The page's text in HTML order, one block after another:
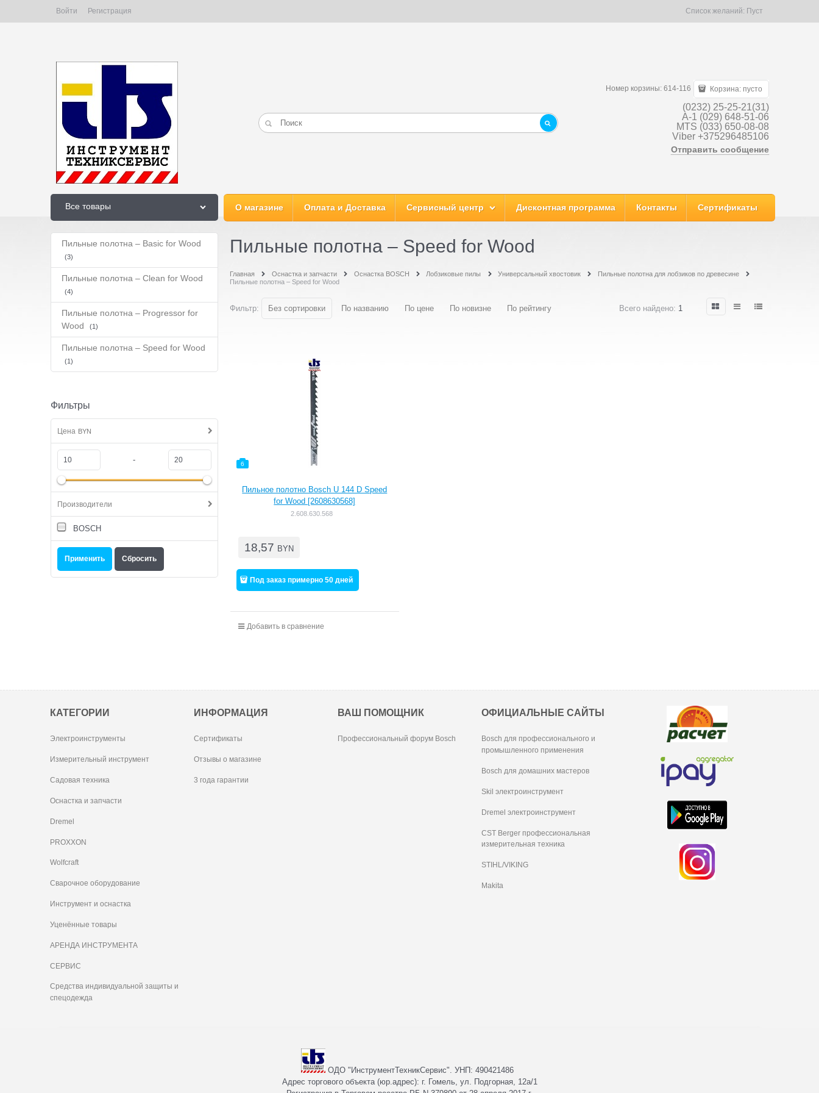
Войти Регистрация Список желаний: Пуст
Номер корзины: 614-116 Корзина: пусто
(0232) 25-25-21(31)
A-1 (029) 648-51-06
MTS (033) 650-08-08
Viber +375296485106
Отправить сообщение
Все товары О магазине Оплата и Доставка Сервисный центр Дисконтная программа Контакты Сертификаты
Пильные полотна – Basic for Wood
(3)
Пильные полотна – Clean for Wood
(4)
Пильные полотна – Progressor for
Wood
(1)
Пильные полотна – Speed for Wood
(1)
Фильтры
Цена BYN
-
Производители
BOSCH
Пильные полотна – Speed for Wood
Главная Оснастка и запчасти Оснастка BOSCH Лобзиковые пилы Универсальный хвостовик
Пильные полотна для лобзиков по древесине
Пильные полотна – Speed for Wood
Фильтр: Без сортировки По названию По цене По новизне По рейтингу Всего найдено: 1
6
Пильное полотно Bosch U 144 D Speed
for Wood [2608630568]
2.608.630.568
18,57 BYN
Под заказ примерно 50 дней
Добавить в сравнение
КАТЕГОРИИ
Электроинструменты
Измерительный инструмент
Садовая техника
Оснастка и запчасти
Dremel
PROXXON
Wolfcraft
Сварочное оборудование
Инструмент и оснастка
Уценённые товары
АРЕНДА ИНСТРУМЕНТА
СЕРВИС
Средства индивидуальной защиты и
спецодежда
ИНФОРМАЦИЯ
Сертификаты
Отзывы о магазине
3 года гарантии
ВАШ ПОМОЩНИК
Профессиональный форум Bosch
ОФИЦИАЛЬНЫЕ САЙТЫ
Bosch для профессионального и
промышленного применения
Bosch для домашних мастеров
Skil электроинструмент
Dremel электроинструмент
CST Berger профессиональная
измерительная техника
STIHL/VIKING
Makita
ОДО "ИнструментТехникСервис". УНП: 490421486
Адрес торгового объекта (юр.адрес): г. Гомель, ул. Подгорная, 12а/1